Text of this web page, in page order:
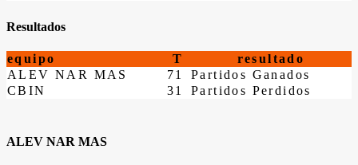
Resultados
equipo T
resultado
ALEV NAR MAS
71
Partidos Ganados
CBIN
31 Partidos Perdidos
ALEV NAR MAS